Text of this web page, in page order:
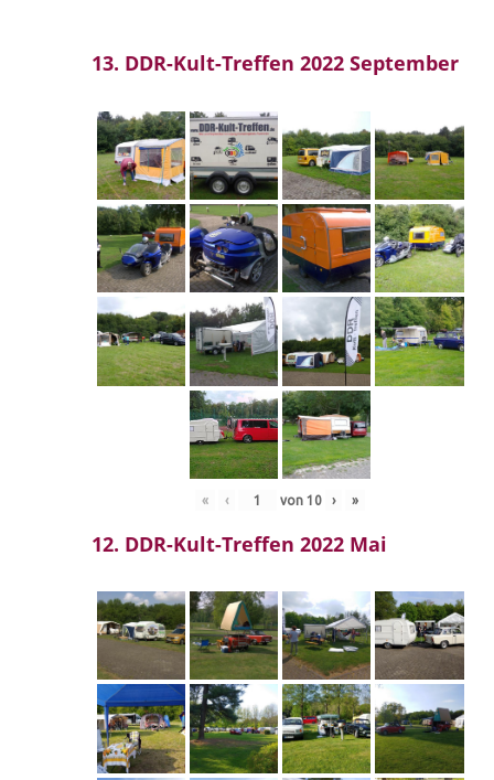
13. DDR-Kult-Treffen 2022 September
« ‹ von 10 › »
12. DDR-Kult-Treffen 2022 Mai